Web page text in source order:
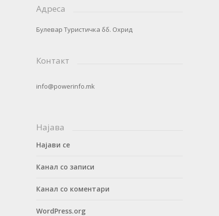
Адреса
Булевар Туристичка бб. Охрид
Контакт
info@powerinfo.mk
Најава
Најави се
Канал со записи
Канал со коментари
WordPress.org